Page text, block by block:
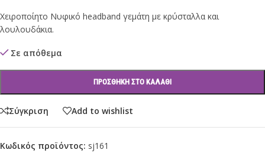
Χειροποίητο Νυφικό headband γεμάτη με κρύσταλλα και
λουλουδάκια.
Σε απόθεμα
ΠΡΟΣΘΉΚΗ ΣΤΟ ΚΑΛΆΘΙ
Σύγκριση Add to wishlist
Κωδικός προϊόντος: sj161